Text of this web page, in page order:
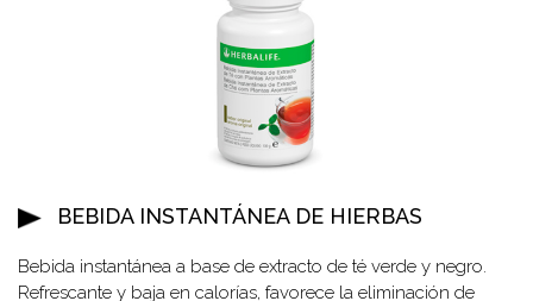
BEBIDA INSTANTÁNEA DE HIERBAS
Bebida instantánea a base de extracto de té verde y negro.
Refrescante y baja en calorías, favorece la eliminación de